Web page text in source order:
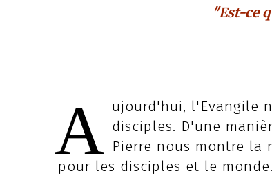
"Est-ce
A ujourd'hui, l'Evangile
disciples. D'une
Pierre nous montre la
pour les disciples et le